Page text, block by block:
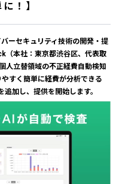
！】
ーセキュリティ技術の開発・提
（本社：東京都渋谷区、代表取
人立替領域の不正経費自動検知
すく簡単に経費が分析できる
追加し、提供を開始します。